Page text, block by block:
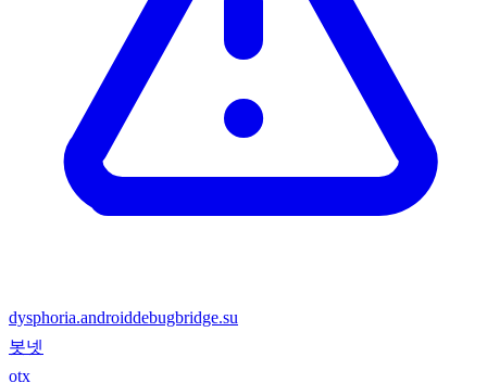
dysphoria.androiddebugbridge.su
봇넷
otx